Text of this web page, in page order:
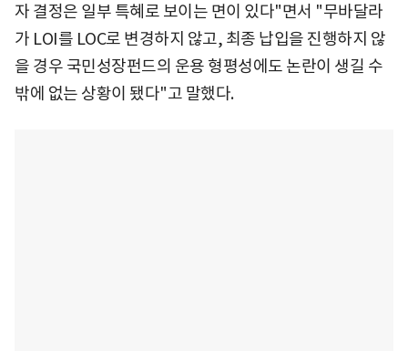
자 결정은 일부 특혜로 보이는 면이 있다"면서 "무바달라
가 LOI를 LOC로 변경하지 않고, 최종 납입을 진행하지 않
을 경우 국민성장펀드의 운용 형평성에도 논란이 생길 수
밖에 없는 상황이 됐다"고 말했다.